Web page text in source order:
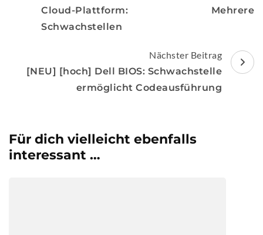
Cloud-Plattform: Mehrere
Schwachstellen
Nächster Beitrag
[NEU] [hoch] Dell BIOS: Schwachstelle
ermöglicht Codeausführung
Für dich vielleicht ebenfalls
interessant …